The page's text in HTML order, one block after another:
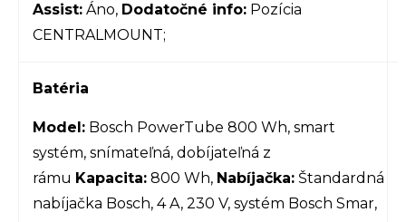
Assist: Áno, Dodatočné info: Pozícia
CENTRALMOUNT;
Batéria
Model: Bosch PowerTube 800 Wh, smart
systém, snímateľná, dobíjateľná z
rámu Kapacita: 800 Wh, Nabíjačka: Štandardná
nabíjačka Bosch, 4 A, 230 V, systém Bosch Smar,